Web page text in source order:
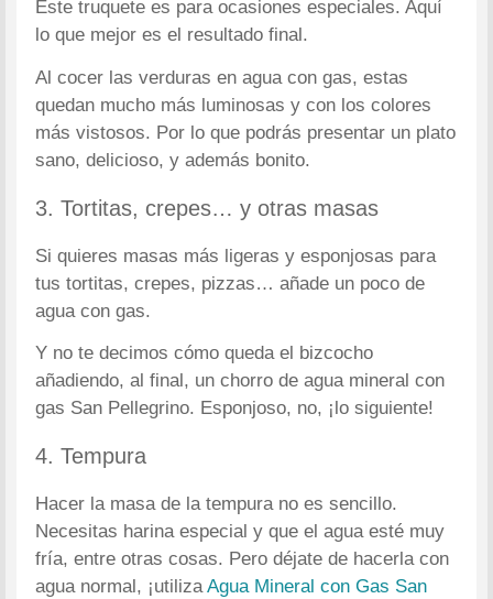
Este truquete es para ocasiones especiales. Aquí
lo que mejor es el resultado final.
Al cocer las verduras en agua con gas, estas
quedan mucho más luminosas y con los colores
más vistosos. Por lo que podrás presentar un plato
sano, delicioso, y además bonito.
3. Tortitas, crepes… y otras masas
Si quieres masas más ligeras y esponjosas para
tus tortitas, crepes, pizzas… añade un poco de
agua con gas.
Y no te decimos cómo queda el bizcocho
añadiendo, al final, un chorro de agua mineral con
gas San Pellegrino. Esponjoso, no, ¡lo siguiente!
4. Tempura
Hacer la masa de la tempura no es sencillo.
Necesitas harina especial y que el agua esté muy
fría, entre otras cosas. Pero déjate de hacerla con
agua normal, ¡utilizaAgua Mineral con Gas San